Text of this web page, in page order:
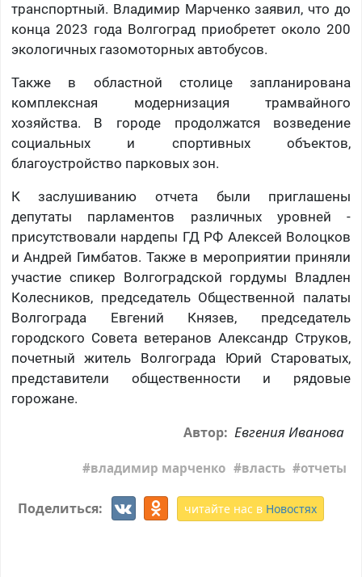
транспортный. Владимир Марченко заявил, что до
конца 2023 года Волгоград приобретет около 200
экологичных газомоторных автобусов.
Также в областной столице запланирована
комплексная модернизация трамвайного
хозяйства. В городе продолжатся возведение
социальных и спортивных объектов,
благоустройство парковых зон.
К заслушиванию отчета были приглашены
депутаты парламентов различных уровней -
присутствовали нардепы ГД РФ Алексей Волоцков
и Андрей Гимбатов. Также в мероприятии приняли
участие спикер Волгоградской гордумы Владлен
Колесников, председатель Общественной палаты
Волгограда Евгений Князев, председатель
городского Совета ветеранов Александр Струков,
почетный житель Волгограда Юрий Староватых,
представители общественности и рядовые
горожане.
Автор: Евгения Иванова
владимир марченко власть отчеты
Поделиться: читайте нас в Новостях